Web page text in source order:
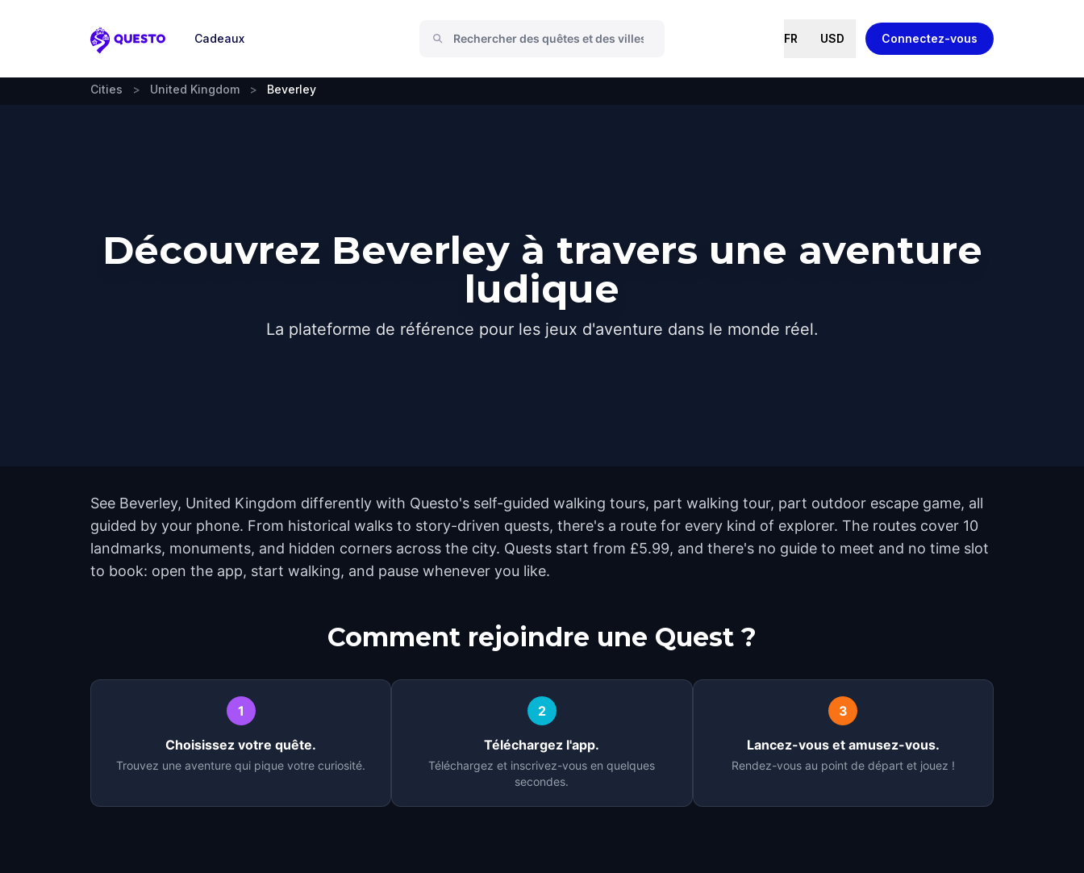
Questo
Cadeaux FR USD Connectez-vous
Cities > United Kingdom > Beverley
Découvrez Beverley à travers une aventure
ludique
La plateforme de référence pour les jeux d'aventure dans le monde réel.
See Beverley, United Kingdom differently with Questo's self-guided walking tours, part walking tour, part outdoor escape game, all
guided by your phone. From historical walks to story-driven quests, there's a route for every kind of explorer. The routes cover 10
landmarks, monuments, and hidden corners across the city. Quests start from £5.99, and there's no guide to meet and no time slot
to book: open the app, start walking, and pause whenever you like.
Comment rejoindre une Quest ?
1
Choisissez votre quête.
Trouvez une aventure qui pique votre curiosité.
2
Téléchargez l'app.
Téléchargez et inscrivez-vous en quelques
secondes.
3
Lancez-vous et amusez-vous.
Rendez-vous au point de départ et jouez !